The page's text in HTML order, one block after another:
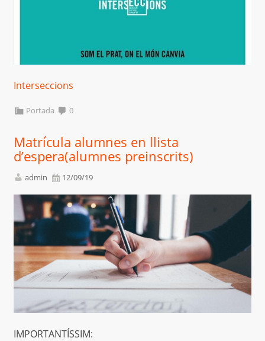
Interseccions
Portada 0
Matrícula alumnes en llista
d’espera(alumnes preinscrits)
admin 12/09/19
IMPORTANTÍSSIM: